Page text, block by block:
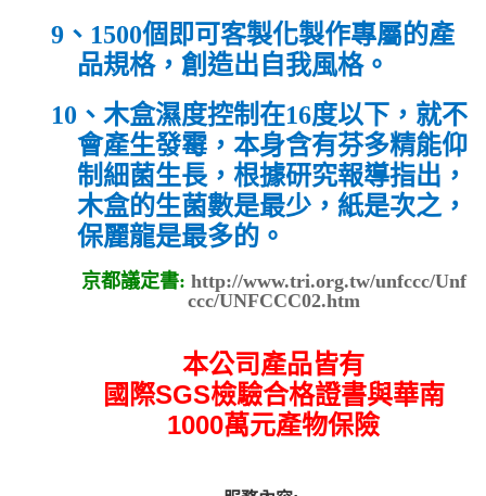
9、1500個即可客製化製作專屬的產
品規格， 創造出自我風格。
10、 木盒濕度控制在16度以下，就不
會產生發霉，本身含有芬多精能仰
制細菌生長，根據研究報導指出，
木盒的生菌數是最少，紙是次之，
保麗龍是最多的。
京都議定書: http://www.tri.org.tw/unfccc/Unf
ccc/UNFCCC02.htm
本公司產品皆有
國際SGS檢驗合格證書與華南
1000萬元產物保險